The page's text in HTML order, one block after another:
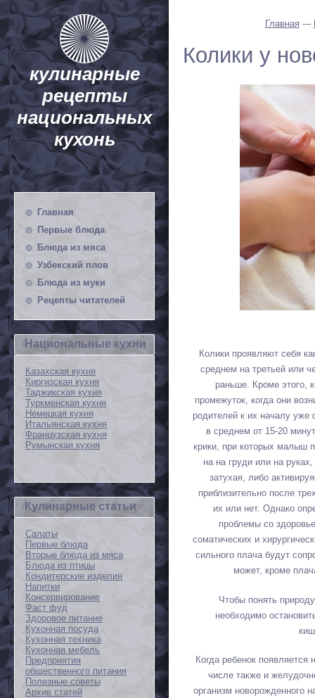
кулинарные
рецепты
национальных
кухонь
Главная
Первые блюда
Блюда из мяса
Узбекский плов
Блюда из муки
Рецепты читателей
Национальные кухни
Казахская кухня
Киргизская кухня
Таджикская кухня
Туркменская кухня
Немецкая кухня
Итальянская кухня
Французская кухня
Румынская кухня
Кулинарные статьи
Салаты
Первые блюда
Вторые блюда из мяса
Блюда из птицы
Кондитерские изделия
Напитки
Консервирование
Фаст фуд
Здоровое питание
Кухонная посуда
Кухонная техника
Кухонная мебель
Предприятия
общественного питания
Полезные советы
Архив статей
Главная ---
Колики у
Колики проявляют себя
среднем на третьей или
раньше. Кроме этого,
промежуток, когда они
родителей к их началу уже
в среднем от 15-20
крики, при которых малыш
на на груди или на
затухая, либо
приблизительно после
их или нет. Однако
проблемы со
соматических и
сильного плача будут
может, кроме
Чтобы понять
необходимо
Когда ребенок
числе также и
организм новорожденного